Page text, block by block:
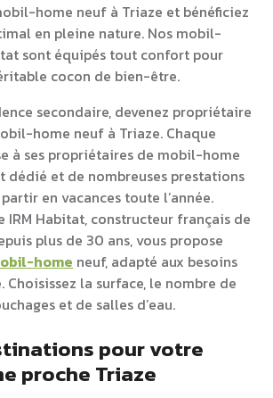
home neuf à Triaze et bénéficiez
en pleine nature. Nos mobil-
sont équipés tout confort pour
cocon de bien-être.
secondaire, devenez propriétaire
home neuf à Triaze. Chaque
à ses propriétaires de mobil-home
dédié et de nombreuses prestations
en vacances toute l’année.
IRM Habitat, constructeur français de
plus de 30 ans, vous propose
home neuf, adapté aux besoins
la surface, le nombre de
et de salles d’eau.
pour votre
proche Triaze